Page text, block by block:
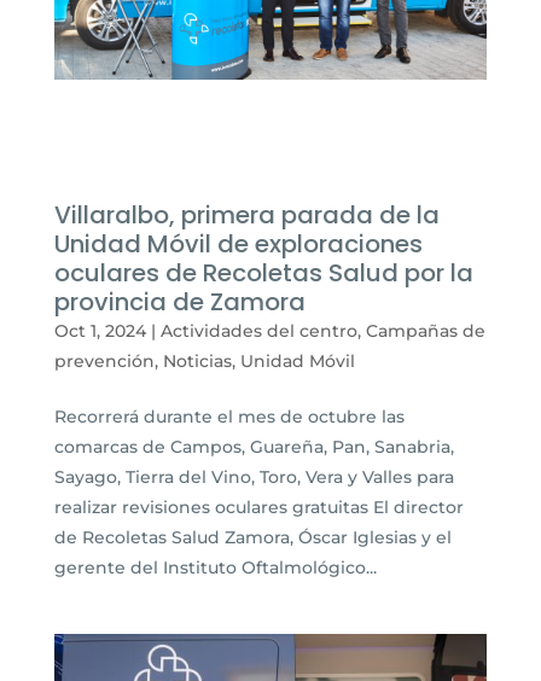
Villaralbo, primera parada de la
Unidad Móvil de exploraciones
oculares de Recoletas Salud por la
provincia de Zamora
Oct 1, 2024| Actividades del centro, Campañas de
prevención, Noticias, Unidad Móvil
Recorrerá durante el mes de octubre las
comarcas de Campos, Guareña, Pan, Sanabria,
Sayago, Tierra del Vino, Toro, Vera y Valles para
realizar revisiones oculares gratuitas El director
de Recoletas Salud Zamora, Óscar Iglesias y el
gerente del Instituto Oftalmológico...